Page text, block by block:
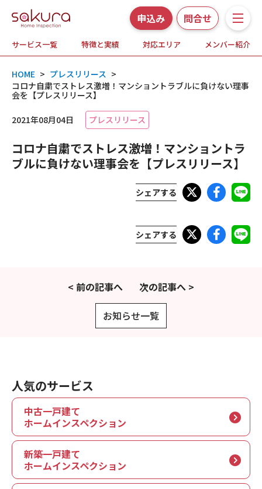
申込み 問合せ
サービス一覧 特徴と実績 対応エリア メンバー紹介
サービス一覧
さくら事務所の特徴と実績
ホームインスペクションとは
対応エリア
お知らせ・プレスリリース
現場事例・お役立ちコラム
さくら事務所について
HOME > プレスリリース >
コロナ自粛でストレス激増！マンショントラブルに負けない理事
会を【プレスリリース】
2021年08月04日 プレスリリース
コロナ自粛でストレス激増！マンショントラ
ブルに負けない理事会を【プレスリリース】
シェアする
シェアする
< 前の記事へ 次の記事へ >
お知らせ一覧
人気のサービス
中古一戸建て
ホームインスペクション
新築一戸建て
ホームインスペクション